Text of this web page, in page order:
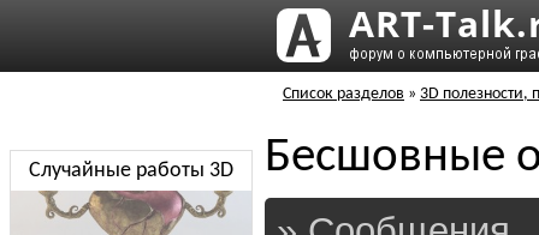
Список разделов » 3D полезности,
Бесшовные
Случайные работы 3D